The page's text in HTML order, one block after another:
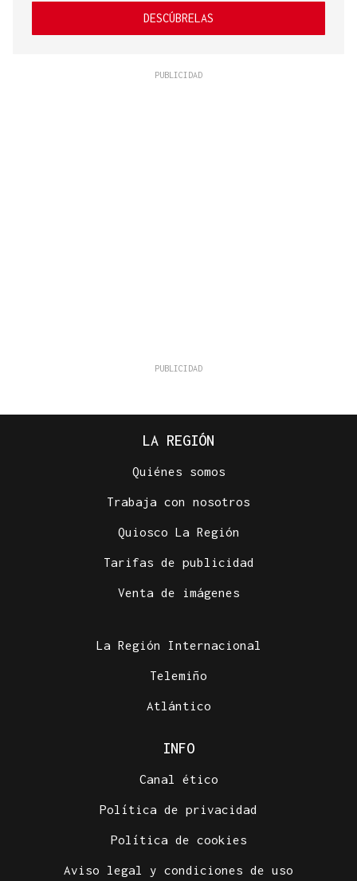
DESCÚBRELAS
LA REGIÓN
Quiénes somos
Trabaja con nosotros
Quiosco La Región
Tarifas de publicidad
Venta de imágenes
La Región Internacional
Telemiño
Atlántico
INFO
Canal ético
Política de privacidad
Política de cookies
Aviso legal y condiciones de uso